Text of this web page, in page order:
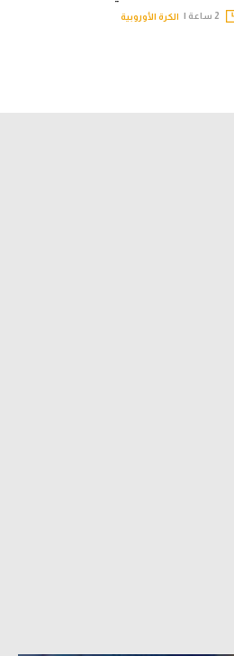
الكرة الأوروبية